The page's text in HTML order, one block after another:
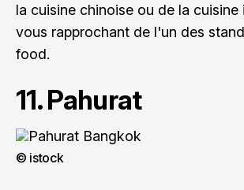
la cuisine chinoise ou de la cuisine
vous rapprochant de l'un des
food.
11. Pahurat
© istock